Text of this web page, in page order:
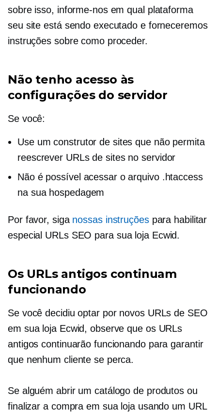
sobre isso, informe-nos em qual plataforma
seu site está sendo executado e forneceremos
instruções sobre como proceder.
Não tenho acesso às
configurações do servidor
Se você:
Use um construtor de sites que não permita
reescrever URLs de sites no servidor
Não é possível acessar o arquivo .htaccess
na sua hospedagem
Por favor, siga nossas instruçõespara habilitar
especial URLs SEO para sua loja Ecwid.
Os URLs antigos continuam
funcionando
Se você decidiu optar por novos URLs de SEO
em sua loja Ecwid, observe que os URLs
antigos continuarão funcionando para garantir
que nenhum cliente se perca.
Se alguém abrir um catálogo de produtos ou
finalizar a compra em sua loja usando um URL